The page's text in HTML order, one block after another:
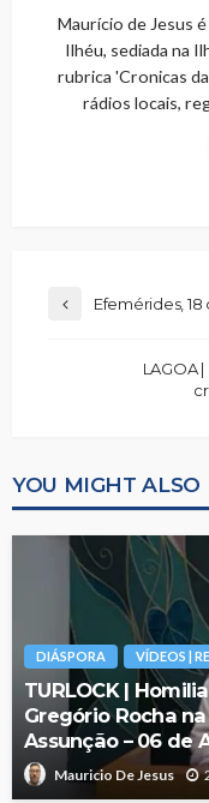
Maurício de Jesus
Ilhéu, sediada na
rubrica 'Cronicas
rádios locais,
Efemérides,
LAGOA
YOU MIGHT ALSO
DIÁSPORA VÍDEOS |
TURLOCK |
Gregório Rocha
Assunção – 06 de
Mauricio De Jesus